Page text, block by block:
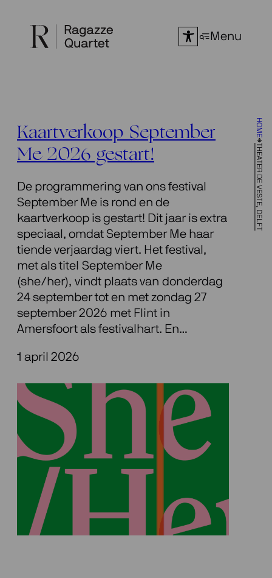
HOME
THEATER DE VESTE, DELFT
Menu
Kaartverkoop September
Me 2026 gestart!
De programmering van ons festival
September Me is rond en de
kaartverkoop is gestart! Dit jaar is extra
speciaal, omdat September Me haar
tiende verjaardag viert. Het festival,
met als titel September Me
(she/her), vindt plaats van donderdag
24 september tot en met zondag 27
september 2026 met Flint in
Amersfoort als festivalhart. En…
1 april 2026